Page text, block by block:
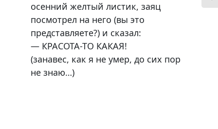
осенний желтый листик, заяц
посмотрел на него (вы это
представляете?) и сказал:
— КРАСОТА-ТО КАКАЯ!
(занавес, как я не умер, до сих пор
не знаю…)